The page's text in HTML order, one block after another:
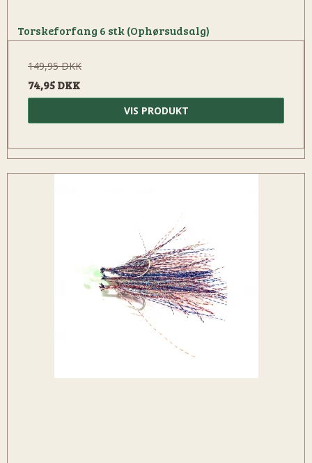
Torskeforfang 6 stk (Ophørsudsalg)
149,95 DKK
74,95 DKK
VIS PRODUKT